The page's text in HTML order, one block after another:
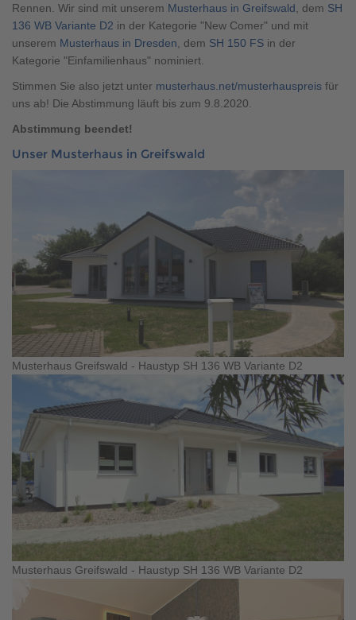
KONTAKT
Brauchen Sie Hilfe?
MUSTERHAUS FINDEN
Rennen. Wir sind mit unserem Musterhaus in Greifswald , dem SH
136 WB Variante D2 in der Kategorie "New Comer" und mit
unserem Musterhaus in Dresden , dem SH 150 FS in der
Kategorie "Einfamilienhaus" nominiert.
Stimmen Sie also jetzt unter musterhaus.net/musterhauspreis für
uns ab! Die Abstimmung läuft bis zum 9.8.2020.
Abstimmung beendet!
Unser Musterhaus in Greifswald
Musterhaus Greifswald - Haustyp SH 136 WB Variante D2
Musterhaus Greifswald - Haustyp SH 136 WB Variante D2